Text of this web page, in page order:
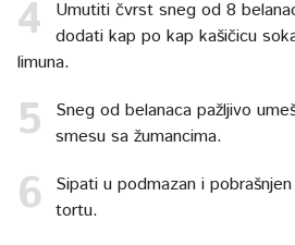
Umutiti čvrst sneg od 8
dodati kap po kap kašičicu
limuna.
Sneg od belanaca pažljivo
smesu sa žumancima.
Sipati u podmazan i
tortu.